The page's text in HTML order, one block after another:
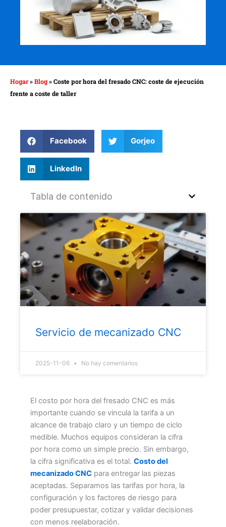
Hogar»Blog»Coste por hora del fresado CNC: coste de ejecución
frente a coste de taller
Facebook Gorjeo
LinkedIn
Tabla de contenido
Servicio de mecanizado CNC
2025-11-06 No hay comentarios
El costo por hora del fresado CNC es más
importante cuando se vincula la tarifa a un
alcance de trabajo claro y un tiempo de ciclo
medible. Muchos equipos consideran la cifra
por hora como un simple precio. Sin embargo,
la cifra significativa es el total. Costo del
mecanizado CNC para entregar las piezas
aceptadas. Separamos las tarifas por hora, la
configuración y los factores de riesgo para
poder presupuestar, cotizar y validar decisiones
con menos reelaboración.